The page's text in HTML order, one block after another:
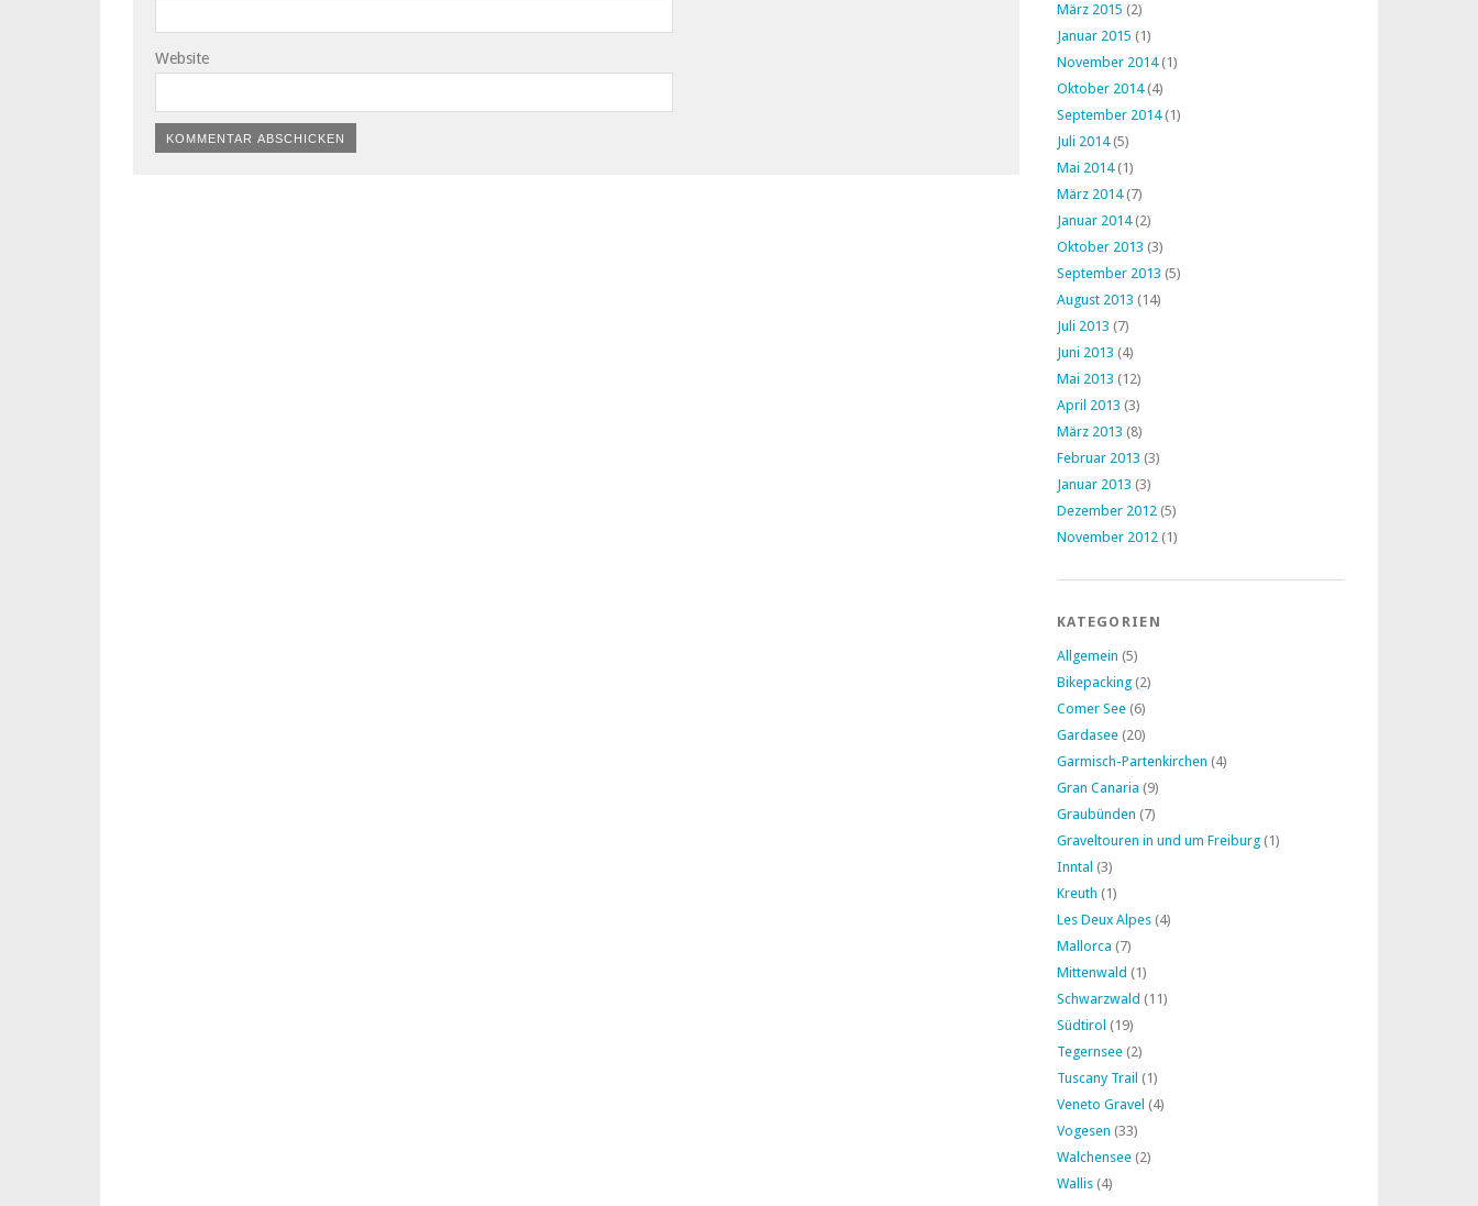
Website
März 2015 (2)
Januar 2015 (1)
November 2014(1)
Oktober 2014(4)
September 2014(1)
Juli 2014(5)
Mai 2014(1)
März 2014(7)
Januar 2014(2)
Oktober 2013 (3)
September 2013 (5)
August 2013 (14)
Juli 2013 (7)
Juni 2013 (4)
Mai 2013 (12)
April 2013 (3)
März 2013 (8)
Februar 2013 (3)
Januar 2013 (3)
Dezember 2012 (5)
November 2012 (1)
KATEGORIEN
Allgemein (5)
Bikepacking (2)
Comer See (6)
Gardasee (20)
Garmisch-Partenkirchen (4)
Gran Canaria (9)
Graubünden (7)
Graveltouren in und um Freiburg (1)
Inntal (3)
Kreuth (1)
Les Deux Alpes (4)
Mallorca (7)
Mittenwald (1)
Schwarzwald (11)
Südtirol (19)
Tegernsee (2)
Tuscany Trail (1)
Veneto Gravel (4)
Vogesen (33)
Walchensee (2)
Wallis (4)